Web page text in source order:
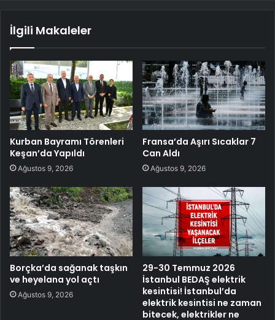
İlgili Makaleler
Kurban Bayramı Törenleri
Keşan’da Yapıldı
Ağustos 9, 2026
Fransa’da Aşırı Sıcaklar 7
Can Aldı
Ağustos 9, 2026
Borçka’da sağanak taşkın
ve heyelana yol açtı
Ağustos 9, 2026
29-30 Temmuz 2026
İstanbul BEDAŞ elektrik
kesintisi! İstanbul’da
elektrik kesintisi ne zaman
bitecek, elektrikler ne